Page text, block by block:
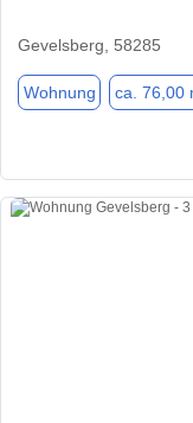
Gevelsberg, 58285
Wohnung ca. 76,00